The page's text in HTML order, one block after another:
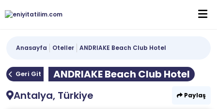
Anasayfa Oteller ANDRIAKE Beach Club Hotel
Geri Git
ANDRIAKE Beach Club Hotel
Antalya, Türkiye
Paylaş